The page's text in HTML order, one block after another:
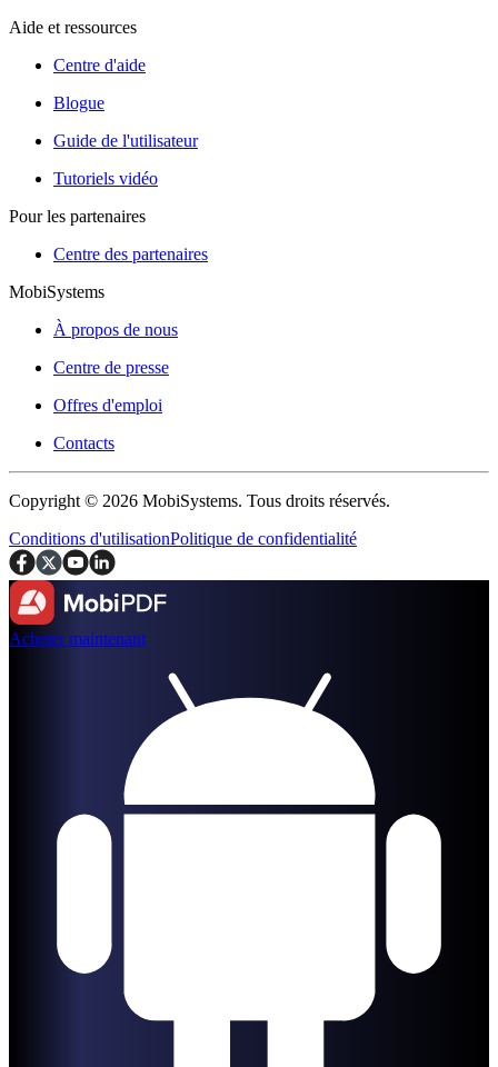
Aide et ressources
Centre d'aide
Blogue
Guide de l'utilisateur
Tutoriels vidéo
Pour les partenaires
Centre des partenaires
MobiSystems
À propos de nous
Centre de presse
Offres d'emploi
Contacts
Copyright © 2026 MobiSystems. Tous droits réservés.
Conditions d'utilisationPolitique de confidentialité
Acheter maintenant